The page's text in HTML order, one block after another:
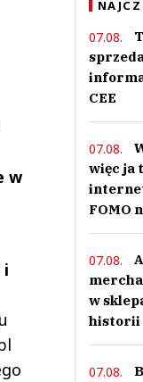
w
i
07.08.
CEE
07.08.
więc ja
FOMO
07.08.
w
historii
07.08.